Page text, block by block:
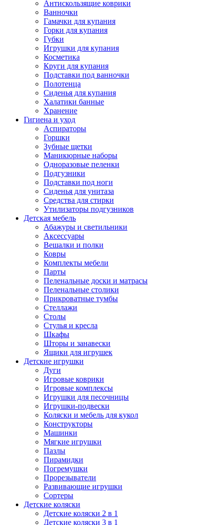
Антискользящие коврики
Ванночки
Гамачки для купания
Горки для купания
Губки
Игрушки для купания
Косметика
Круги для купания
Подставки под ванночки
Полотенца
Сиденья для купания
Халатики банные
Хранение
Гигиена и уход
Аспираторы
Горшки
Зубные щетки
Маникюрные наборы
Одноразовые пеленки
Подгузники
Подставки под ноги
Сиденья для унитаза
Средства для стирки
Утилизаторы подгузников
Детская мебель
Абажуры и светильники
Аксессуары
Вешалки и полки
Ковры
Комплекты мебели
Парты
Пеленальные доски и матрасы
Пеленальные столики
Прикроватные тумбы
Стеллажи
Столы
Стулья и кресла
Шкафы
Шторы и занавески
Ящики для игрушек
Детские игрушки
Дуги
Игровые коврики
Игровые комплексы
Игрушки для песочницы
Игрушки-подвески
Коляски и мебель для кукол
Конструкторы
Машинки
Мягкие игрушки
Пазлы
Пирамидки
Погремушки
Прорезыватели
Развивающие игрушки
Сортеры
Детские коляски
Детские коляски 2 в 1
Детские коляски 3 в 1